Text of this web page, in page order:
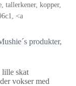
tallerkener, kopper,
<a
produkter,
lille skat
vokser med